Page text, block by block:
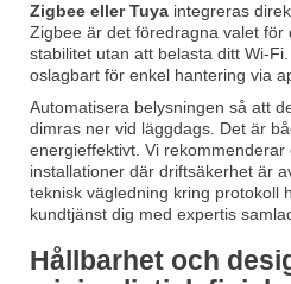
Zigbee eller Tuya integreras
Zigbee är det föredragna valet för
stabilitet utan att belasta ditt Wi-
oslagbart för enkel hantering via
Automatisera belysningen så att
dimras ner vid läggdags. Det är
energieffektivt. Vi
installationer där driftsäkerhet är
teknisk vägledning kring protokoll
kundtjänst dig med expertis
Hållbarhet och